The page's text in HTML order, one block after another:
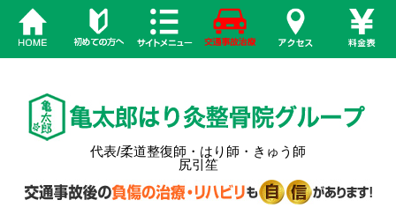
代表/柔道整復師・はり師・きゅう師
尻引笙